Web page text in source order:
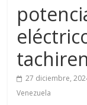
27 diciembre,
Venezuela